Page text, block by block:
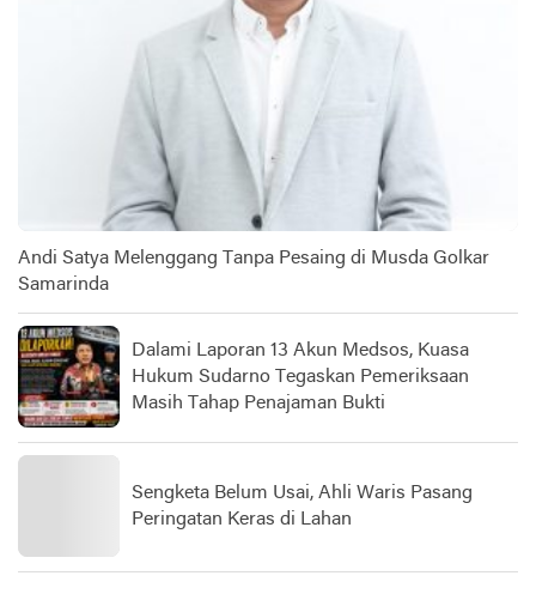
Andi Satya Melenggang Tanpa Pesaing di Musda Golkar
Samarinda
Dalami Laporan 13 Akun Medsos, Kuasa
Hukum Sudarno Tegaskan Pemeriksaan
Masih Tahap Penajaman Bukti
Sengketa Belum Usai, Ahli Waris Pasang
Peringatan Keras di Lahan